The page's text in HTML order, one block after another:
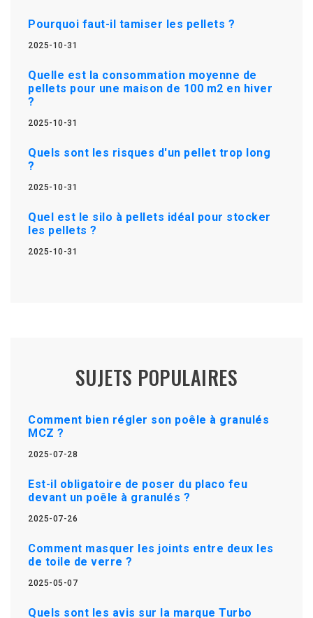
Pourquoi faut-il tamiser les pellets ?
2025-10-31
Quelle est la consommation moyenne de
pellets pour une maison de 100 m2 en hiver
?
2025-10-31
Quels sont les risques d'un pellet trop long
?
2025-10-31
Quel est le silo à pellets idéal pour stocker
les pellets ?
2025-10-31
SUJETS POPULAIRES
Comment bien régler son poêle à granulés
MCZ ?
2025-07-28
Est-il obligatoire de poser du placo feu
devant un poêle à granulés ?
2025-07-26
Comment masquer les joints entre deux les
de toile de verre ?
2025-05-07
Quels sont les avis sur la marque Turbo